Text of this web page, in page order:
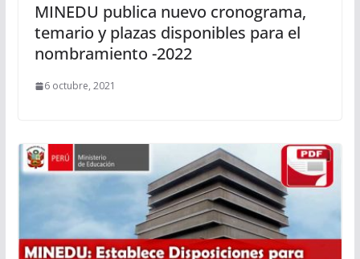
MINEDU publica nuevo cronograma,
temario y plazas disponibles para el
nombramiento -2022
6 octubre, 2021